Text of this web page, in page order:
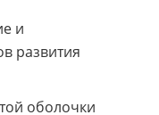
и
развития
оболочки